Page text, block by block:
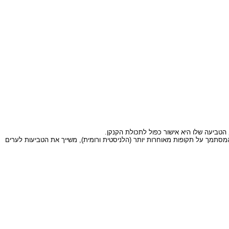
על תקופות מאוחרות יותר (הלניסטית ורומית), משייך את הטביעות לערים